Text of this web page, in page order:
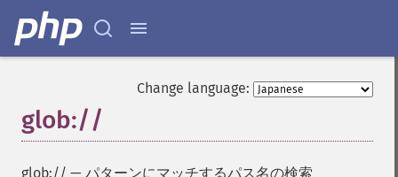
Change language:
glob://
glob:// — パターンにマッチするパス名の検索